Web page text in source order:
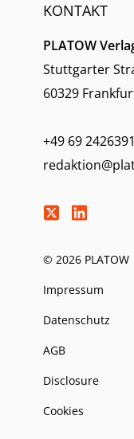
KONTAKT
PLATOW
Stuttgarter
60329
+49 69
© 2026 PLATOW
Impressum
Datenschutz
AGB
Disclosure
Cookies